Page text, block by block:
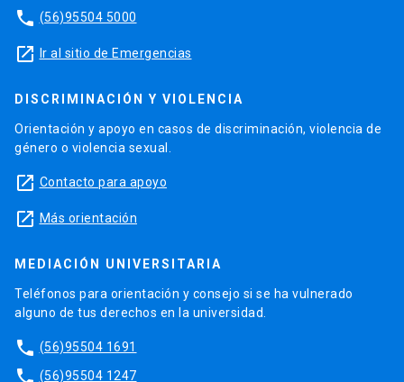
phone (56)95504 5000
launch Ir al sitio de Emergencias
DISCRIMINACIÓN Y VIOLENCIA
Orientación y apoyo en casos de discriminación, violencia de
género o violencia sexual.
launch Contacto para apoyo
launch Más orientación
MEDIACIÓN UNIVERSITARIA
Teléfonos para orientación y consejo si se ha vulnerado
alguno de tus derechos en la universidad.
phone (56)95504 1691
phone (56)95504 1247